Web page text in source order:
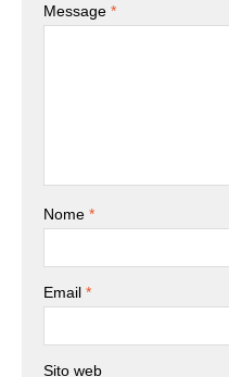
Message *
Nome *
Email *
Sito web